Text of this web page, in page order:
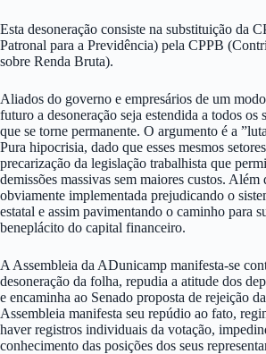
Esta desoneração consiste na substituição da
Patronal para a Previdência) pela CPPB
sobre Renda Bruta).
Aliados do governo e empresários de um
futuro a desoneração seja estendida a todos os
que se torne permanente. O argumento é a
Pura hipocrisia, dado que esses mesmos
precarização da legislação trabalhista que
demissões massivas sem maiores custos. Além
obviamente implementada prejudicando o
estatal e assim pavimentando o caminho para
beneplácito do capital financeiro.
A Assembleia da ADunicamp manifesta-se
desoneração da folha, repudia a atitude dos
e encaminha ao Senado proposta de rejeição
Assembleia manifesta seu repúdio ao fato,
haver registros individuais da votação,
conhecimento das posições dos seus